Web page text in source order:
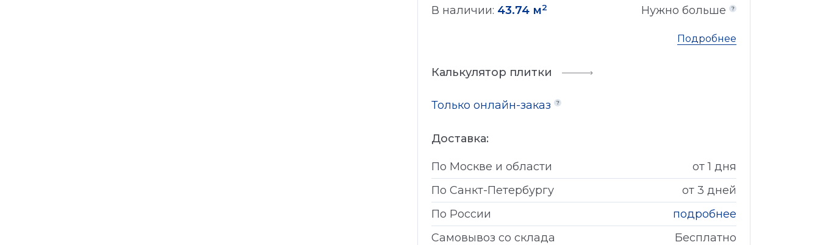
В наличии: 43.74 м2 Нужно больше
Подробнее
Калькулятор плитки
Только онлайн-заказ
Доставка:
По Москве и области
от 1 дня
По Санкт-Петербургу
от 3 дней
По России
подробнее
Самовывоз со склада
Бесплатно